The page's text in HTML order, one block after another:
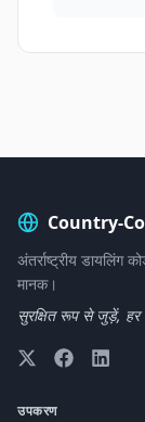
Country-
अंतर्राष्ट्रीय डायलिंग
मानक।
सुरक्षित रूप से जुड़ें,
उपकरण